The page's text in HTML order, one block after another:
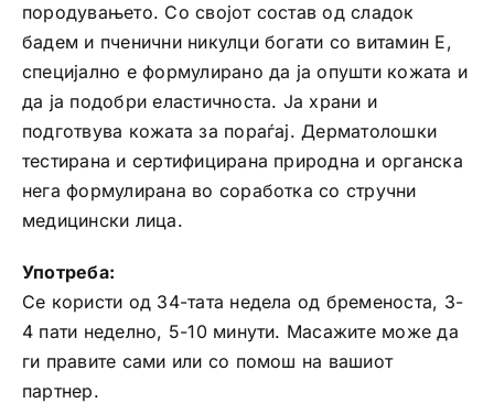
породувањето. Со својот состав од сладок
бадем и пченични никулци богати со витамин Е,
специјално е формулирано да ја опушти кожата и
да ја подобри еластичноста. Ја храни и
подготвува кожата за пораѓај. Дерматолошки
тестирана и сертифицирана природна и органска
нега формулирана во соработка со стручни
медицински лица.
Употреба:
Се користи од 34-тата недела од бременоста, 3-
4 пати неделно, 5-10 минути. Масажите може да
ги правите сами или со помош на вашиот
партнер.